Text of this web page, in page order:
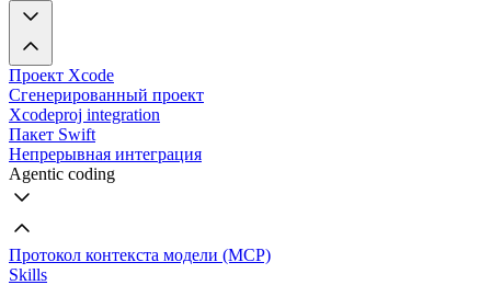
Проект Xcode
Сгенерированный проект
Xcodeproj integration
Пакет Swift
Непрерывная интеграция
Agentic coding
Протокол контекста модели (MCP)
Skills